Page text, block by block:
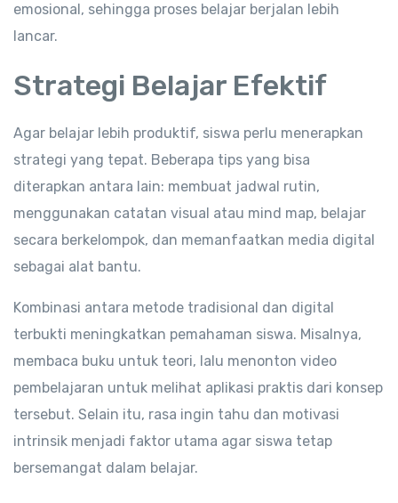
emosional, sehingga proses belajar berjalan lebih
lancar.
Strategi Belajar Efektif
Agar belajar lebih produktif, siswa perlu menerapkan
strategi yang tepat. Beberapa tips yang bisa
diterapkan antara lain: membuat jadwal rutin,
menggunakan catatan visual atau mind map, belajar
secara berkelompok, dan memanfaatkan media digital
sebagai alat bantu.
Kombinasi antara metode tradisional dan digital
terbukti meningkatkan pemahaman siswa. Misalnya,
membaca buku untuk teori, lalu menonton video
pembelajaran untuk melihat aplikasi praktis dari konsep
tersebut. Selain itu, rasa ingin tahu dan motivasi
intrinsik menjadi faktor utama agar siswa tetap
bersemangat dalam belajar.